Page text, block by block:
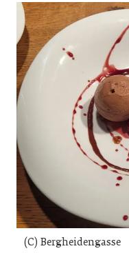
(C) Bergheidengasse